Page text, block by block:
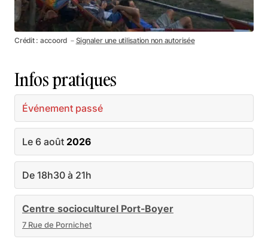
Crédit : accoord － Signaler une utilisation non autorisée
Infos pratiques
Événement passé
Le 6 août 2026
De 18h30 à 21h
Centre socioculturel Port-Boyer
7 Rue de Pornichet